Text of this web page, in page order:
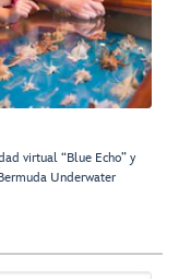
virtual “Blue Echo” y
Underwater